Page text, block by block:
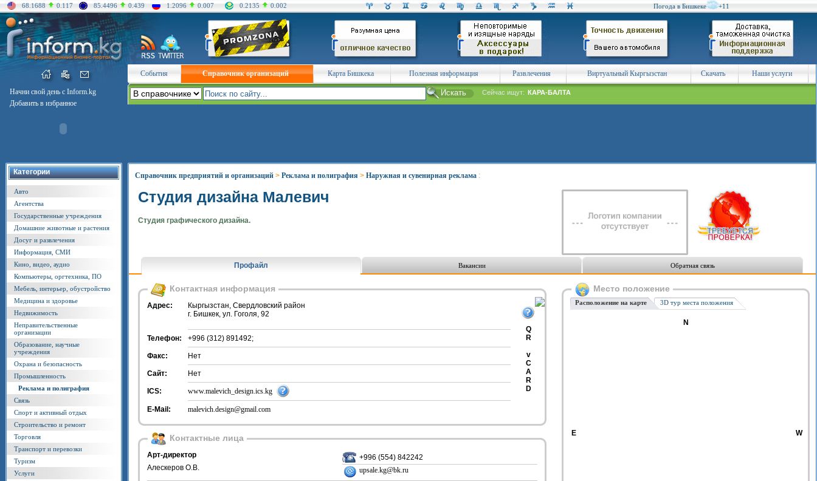
68.1688 0.117 85.4496 0.439 1.2096 0.007 0.2135 0.002 Погода в Бишкеке +11
Начни свой день с Inform.kg
Добавить в избранное
События Справочник организаций Карта Бишкека Полезная информация Развлечения Виртуальный Кыргызстан Скачать Наши услуги
Сейчас ищут: КАРА-БАЛТА
Категории
Авто
Агентства
Государственные учреждения
Домашние животные и растения
Досуг и развлечения
Информация, СМИ
Кино, видео, аудио
Компьютеры, оргтехника, ПО
Мебель, интерьер, обустройство
Медицина и здоровье
Недвижимость
Неправительственные
организации
Образование, научные
учреждения
Охрана и безопасность
Промышленность
Реклама и полиграфия
Связь
Спорт и активный отдых
Строительство и ремонт
Торговля
Транспорт и перевозки
Туризм
Услуги
Справочник предприятий и организаций > Реклама и полиграфия > Наружная и сувенирная реклама :
Студия дизайна Малевич
Студия графического дизайна.
Профайл Вакансии Обратная связь
Контактная информация
Адрес:
Кыргызстан, Свердловский район
г. Бишкек, ул. Гоголя, 92
Телефон: +996 (312) 891492;
Факс: Нет
Сайт: Нет
ICS: www.malevich_design.ics.kg
E-Mail: malevich.design@gmail.com
Q
R
v
C
A
R
D
Контактные лица
Арт-директор
Алескеров О.В.
+996 (554) 842242
upsale.kg@bk.ru
Место положение
Расположение на карте 3D тур места положения
N
E W